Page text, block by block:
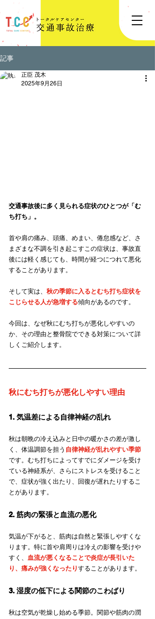
記事
正臣 茂木
2025年9月26日
交通事故後に多く見られる症状のひとつが「む
ち打ち」。
首や肩の痛み、頭痛、めまい、倦怠感など、さ
まざまな不調を引き起こすこの症状は、事故直
後には軽く感じても、時間が経つにつれて悪化
することがあります。
そして実は、 秋の季節に入るとむち打ち症状を
こじらせる人が急増する傾向があるのです。
今回は、なぜ秋にむち打ちが悪化しやすいの
か、その理由と整骨院でできる対策について詳
しくご紹介します。
秋にむち打ちが悪化しやすい理由
1. 気温差による自律神経の乱れ
秋は朝晩の冷え込みと日中の暖かさの差が激し
く、体温調節を担う 自律神経が乱れやすい季節
です。むち打ちによってすでにダメージを受け
ている神経系が、さらにストレスを受けること
で、症状が強く出たり、回復が遅れたりするこ
とがあります。
2. 筋肉の緊張と血流の悪化
気温が下がると、筋肉は自然と緊張しやすくな
ります。特に首や肩周りは冷えの影響を受けや
すく、 血流が悪くなることで炎症が長引いた
り、痛みが強くなったりすることがあります。
3. 湿度の低下による関節のこわばり
秋は空気が乾燥し始める季節。関節や筋肉の潤